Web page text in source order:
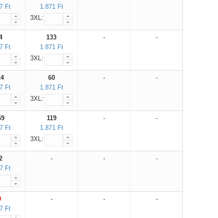
Ft
1.871 Ft
3XL:
Ft
133
1.871 Ft
3XL:
- -
Ft
60
1.871 Ft
3XL:
- -
Ft
119
1.871 Ft
3XL:
- -
Ft
- - -
Ft
- - -